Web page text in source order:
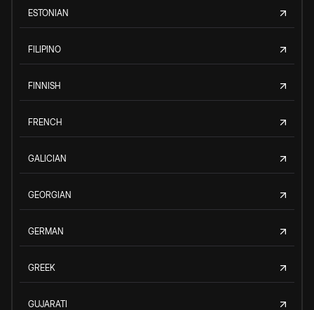
ESTONIAN
FILIPINO
FINNISH
FRENCH
GALICIAN
GEORGIAN
GERMAN
GREEK
GUJARATI